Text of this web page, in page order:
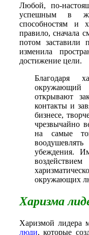
Любой, по-
успешным в
способностям и
правило, сначала
потом заставили
изменила
достижение цели.
Благодаря
окружающий
открывают
контакты и
бизнесе,
чрезвычайно
на самые
убеждения.
окружающих
Харизма
Харизмой лидера
люди, которые